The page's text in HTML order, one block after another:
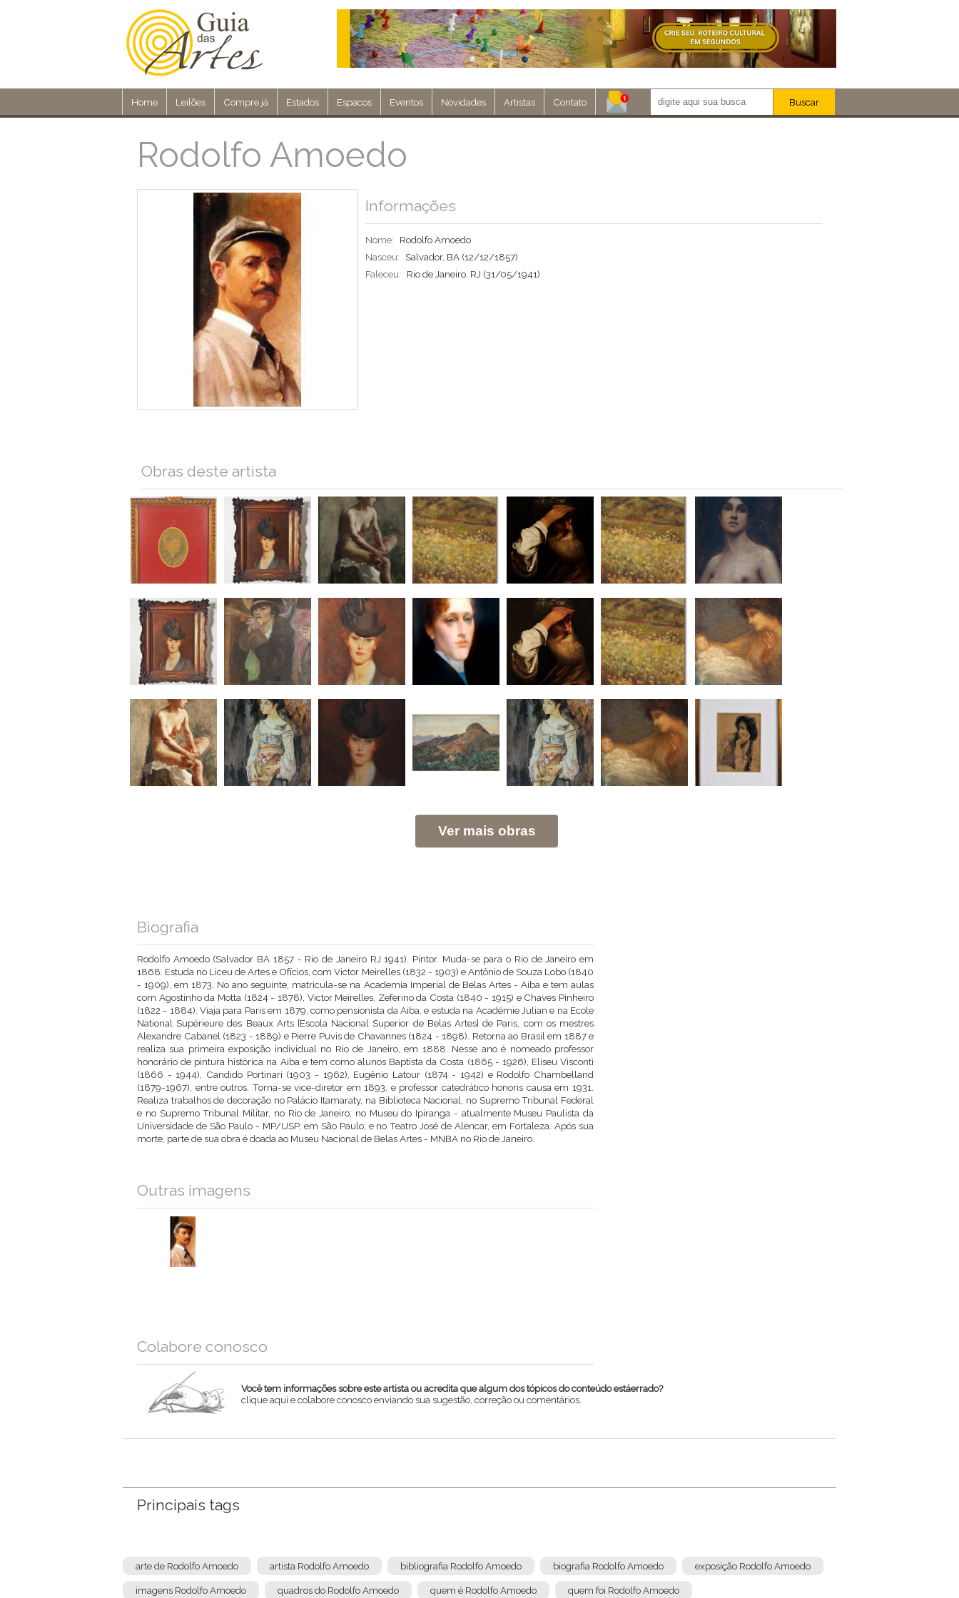
Home Leilões Compre já Estados Espacos Eventos Novidades Artistas Contato Buscar
Rodolfo Amoedo
Informações
Nome:
Rodolfo Amoedo
Nasceu:
Salvador, BA (12/12/1857)
Faleceu:
Rio de Janeiro, RJ (31/05/1941)
Obras deste artista
Ver mais obras
Biografia
Rodolfo Amoedo (Salvador BA 1857 - Rio de Janeiro RJ 1941). Pintor. Muda-se para o Rio de Janeiro em
1868. Estuda no Liceu de Artes e Ofícios, com Victor Meirelles (1832 - 1903) e Antônio de Souza Lobo (1840
- 1909), em 1873. No ano seguinte, matricula-se na Academia Imperial de Belas Artes - Aiba e tem aulas
com Agostinho da Motta (1824 - 1878), Victor Meirelles, Zeferino da Costa (1840 - 1915) e Chaves Pinheiro
(1822 - 1884). Viaja para Paris em 1879, como pensionista da Aiba, e estuda na Académie Julian e na Ecole
National Supérieure des Beaux Arts [Escola Nacional Superior de Belas Artes] de Paris, com os mestres
Alexandre Cabanel (1823 - 1889) e Pierre Puvis de Chavannes (1824 - 1898). Retorna ao Brasil em 1887 e
realiza sua primeira exposição individual no Rio de Janeiro, em 1888. Nesse ano é nomeado professor
honorário de pintura histórica na Aiba e tem como alunos Baptista da Costa (1865 - 1926), Eliseu Visconti
(1866 - 1944), Candido Portinari (1903 - 1962), Eugênio Latour (1874 - 1942) e Rodolfo Chambelland
(1879-1967), entre outros. Torna-se vice-diretor em 1893, e professor catedrático honoris causa em 1931.
Realiza trabalhos de decoração no Palácio Itamaraty, na Biblioteca Nacional, no Supremo Tribunal Federal
e no Supremo Tribunal Militar, no Rio de Janeiro; no Museu do Ipiranga - atualmente Museu Paulista da
Universidade de São Paulo - MP/USP, em São Paulo; e no Teatro José de Alencar, em Fortaleza. Após sua
morte, parte de sua obra é doada ao Museu Nacional de Belas Artes - MNBA no Rio de Janeiro.
Outras imagens
Colabore conosco
Você tem informações sobre este artista ou acredita que algum dos tópicos do conteúdo estáerrado?
clique aqui e colabore conosco enviando sua sugestão, correção ou comentários.
Principais tags
arte de Rodolfo Amoedo artista Rodolfo Amoedo bibliografia Rodolfo Amoedo biografia Rodolfo Amoedo exposição Rodolfo Amoedo
imagens Rodolfo Amoedo quadros do Rodolfo Amoedo quem é Rodolfo Amoedo quem foi Rodolfo Amoedo